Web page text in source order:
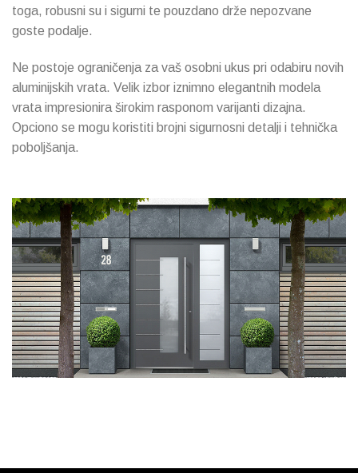
toga, robusni su i sigurni te pouzdano drže nepozvane
goste podalje.
Ne postoje ograničenja za vaš osobni ukus pri odabiru novih
aluminijskih vrata. Velik izbor iznimno elegantnih modela
vrata impresionira širokim rasponom varijanti dizajna.
Opciono se mogu koristiti brojni sigurnosni detalji i tehnička
poboljšanja.